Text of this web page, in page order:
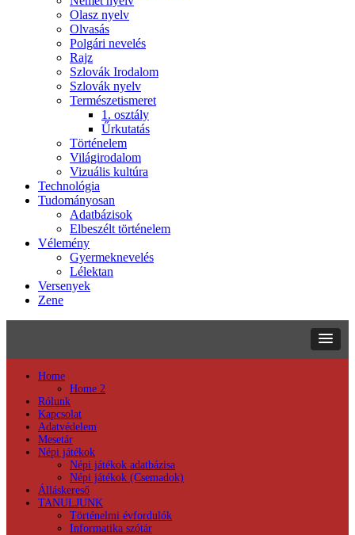
Olasz nyelv
Olvasás
Polgári nevelés
Rajz
Szlovák Irodalom
Szlovák nyelv
Természetismeret
1. osztály
Űrkutatás
Történelem
Világirodalom
Vizuális kultúra
Technológia
Tudományosan
Adatbázisok
Elbeszélt történelem
Vélemény
Gyermeknevelés
Lélektan
Versenyek
Zene
Home
Home 2
Rólunk
Kapcsolat
Adatvédelem
Mesetár
Népi játékok
Népi játékok adatbázisa
Népi játékok (Csemadok)
Álláskereső
TANULJUNK
Történelmi évfordulók
Informatika szótár